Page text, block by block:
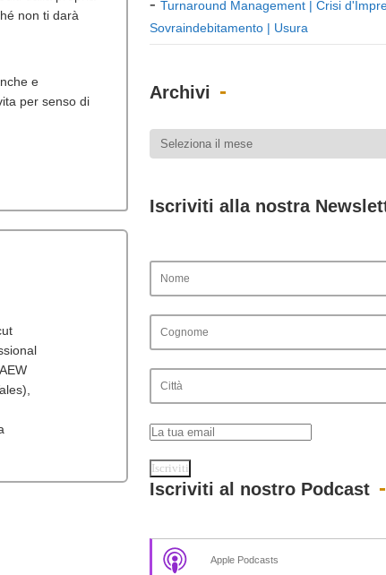
non ti darà
e
per senso di
Turnaround Management | Crisi
Sovraindebitamento | Usura
Archivi
Iscriviti alla nostra
Iscriviti al nostro Podcast
Apple Podcasts